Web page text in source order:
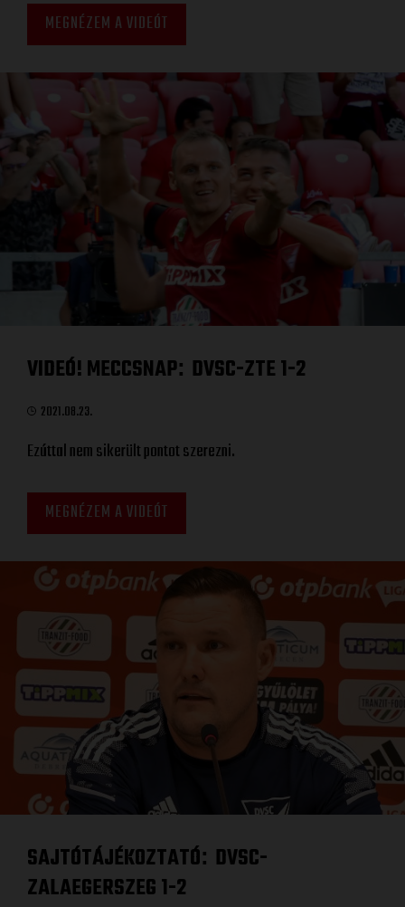
MEGNÉZEM A VIDEÓT
VIDEÓ! MECCSNAP: DVSC-ZTE 1-2
2021.08.23.
Ezúttal nem sikerült pontot szerezni.
MEGNÉZEM A VIDEÓT
SAJTÓTÁJÉKOZTATÓ: DVSC-
ZALAEGERSZEG 1-2